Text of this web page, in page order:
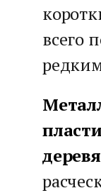
всего